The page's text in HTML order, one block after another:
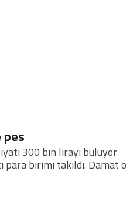
pes
300 bin lirayı buluyor
para birimi takıldı. Damat o